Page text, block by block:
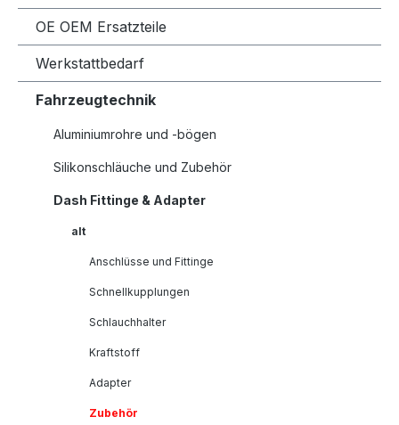
OE OEM Ersatzteile
Werkstattbedarf
Fahrzeugtechnik
Aluminiumrohre und -bögen
Silikonschläuche und Zubehör
Dash Fittinge & Adapter
alt
Anschlüsse und Fittinge
Schnellkupplungen
Schlauchhalter
Kraftstoff
Adapter
Zubehör